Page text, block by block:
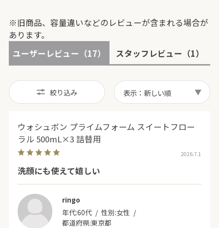
※旧商品、容量違いなどのレビューが含まれる場合が
あります。
ユーザーレビュー （17） スタッフレビュー （1）
絞り込み 表示：新しい順
ウォシュボン プライムフォーム スイートフロー
ラル 500mL×3 詰替用
2026.7.1
洗顔にも使えて嬉しい
ringo
年代:60代 性別:女性
都道府県:東京都